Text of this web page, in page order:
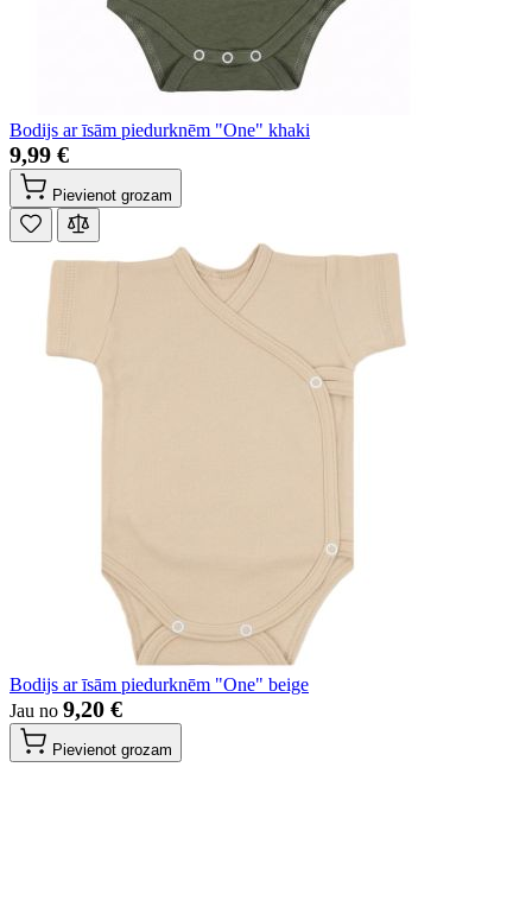
Bodijs ar īsām piedurknēm "One" khaki
9,99 €
Pievienot grozam
Bodijs ar īsām piedurknēm "One" beige
Jau no 9,20 €
Pievienot grozam